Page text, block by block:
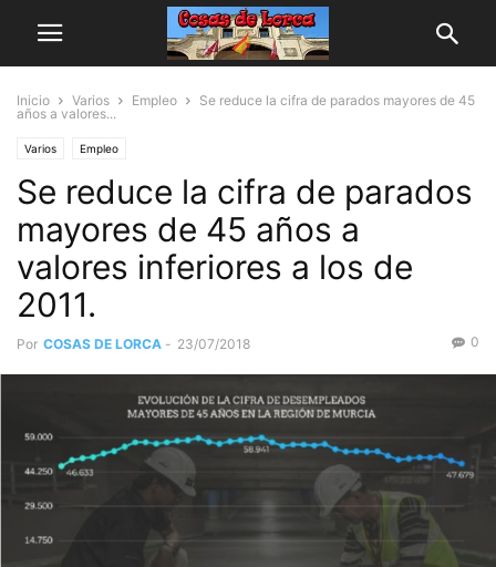
Inicio Varios Empleo
Se reduce la cifra de parados mayores de 45
años a valores...
Varios Empleo
Se reduce la cifra de parados
mayores de 45 años a
valores inferiores a los de
2011.
Por COSAS DE LORCA - 23/07/2018 0